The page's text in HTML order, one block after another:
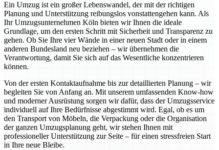
Ein Umzug ist ein großer Lebenswandel, der mit der richtigen
Planung und Unterstützung reibungslos vonstattengehen kann. Als
Ihr Umzugsunternehmen Köln bieten wir Ihnen die ideale
Grundlage, um den ersten Schritt mit Sicherheit und Transparenz zu
gehen. Ob Sie Ihre vier Wände in einer neuen Stadt oder in einem
anderen Bundesland neu beziehen – wir übernehmen die
Verantwortung, damit Sie sich auf das Wesentliche konzentrieren
können.
Von der ersten Kontaktaufnahme bis zur detaillierten Planung – wir
begleiten Sie von Anfang an. Mit unserem umfassenden Know-how
und moderner Ausrüstung sorgen wir dafür, dass der Umzugsservice
individuell auf Ihre Bedürfnisse abgestimmt wird. Egal, ob es um
den Transport von Möbeln, die Verpackung oder die Organisation
der ganzen Umzugsplanung geht, wir stehen Ihnen mit
professioneller Unterstützung zur Seite – für einen stressfreien Start
in Ihre neue Bleibe.